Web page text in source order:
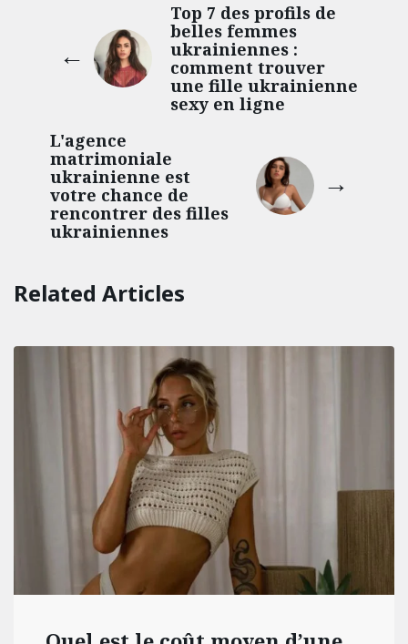
Top 7 des profils de
belles femmes
ukrainiennes :
comment trouver
une fille ukrainienne
sexy en ligne
L'agence
matrimoniale
ukrainienne est
votre chance de
rencontrer des filles
ukrainiennes
Related Articles